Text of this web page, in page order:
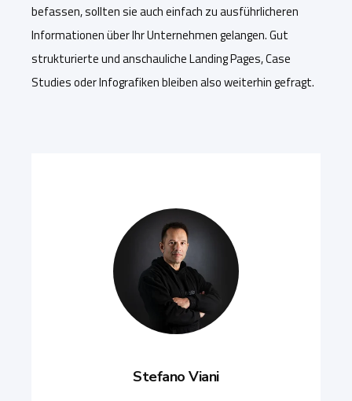
befassen, sollten sie auch einfach zu ausführlicheren
Informationen über Ihr Unternehmen gelangen. Gut
strukturierte und anschauliche Landing Pages, Case
Studies oder Infografiken bleiben also weiterhin gefragt.
Stefano Viani